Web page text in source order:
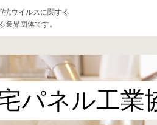
抗ウイルスに関する
業界団体です。
宅パネル工